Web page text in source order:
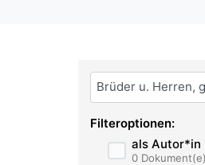
Bitte geben Sie hier
Filteroptionen:
als Autor*in
0 Dokument(e)